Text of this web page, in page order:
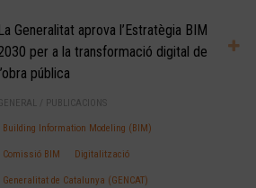
La Generalitat aprova l’Estratègia BIM
per a la transformació digital de
l’obra pública
GENERAL PUBLICACIONS
Building Information Modeling (BIM)
Comissió BIM Digitalització
Generalitat de Catalunya (GENCAT)